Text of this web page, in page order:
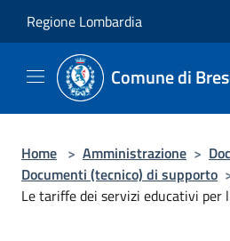
Regione Lombardia
Comune di
Home > Amministrazione >
Documenti (tecnico) di supporto
Le tariffe dei servizi educativi per